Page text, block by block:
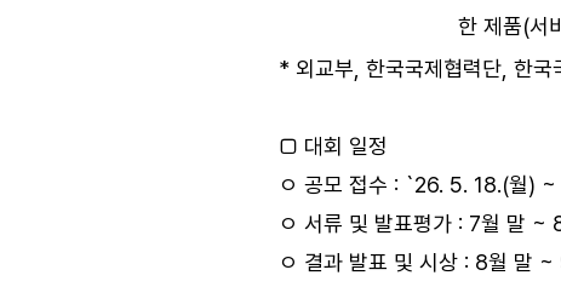
한 제품(서
* 외교부, 한국국제협력단, 한국
□ 대회 일정
ㅇ 공모 접수 : `26. 5. 18.(월)
ㅇ 서류 및 발표평가 : 7월 말 ~
ㅇ 결과 발표 및 시상 : 8월 말 ~